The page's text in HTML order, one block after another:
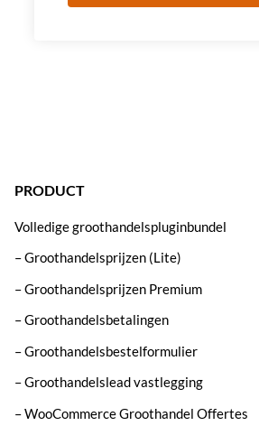
PRODUCT
Volledige groothandelspluginbundel
– Groothandelsprijzen (Lite)
– Groothandelsprijzen Premium
– Groothandelsbetalingen
– Groothandelsbestelformulier
– Groothandelslead vastlegging
– WooCommerce Groothandel Offertes